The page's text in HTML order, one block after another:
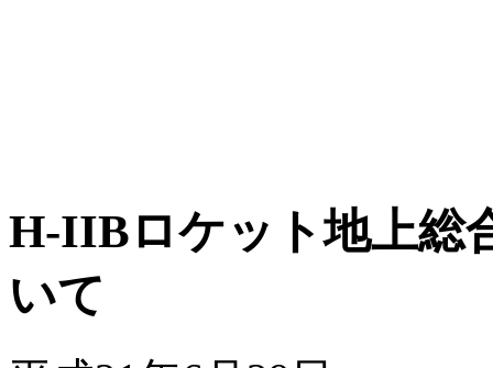
H-IIBロケット地上総
いて